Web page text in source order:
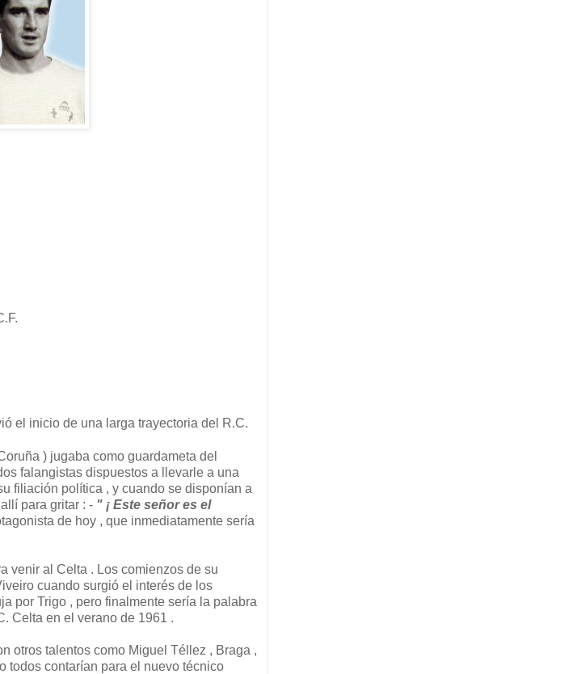
el inicio de una larga trayectoria del R.C.
) jugaba como guardameta del
falangistas dispuestos a llevarle a una
filiación política , y cuando se disponían a
para gritar : - " ¡ Este señor es el
de hoy , que inmediatamente sería
venir al Celta . Los comienzos de su
cuando surgió el interés de los
por Trigo , pero finalmente sería la palabra
Celta en el verano de 1961 .
otros talentos como Miguel Téllez , Braga ,
todos contarían para el nuevo técnico